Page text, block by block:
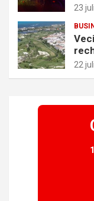
23
22